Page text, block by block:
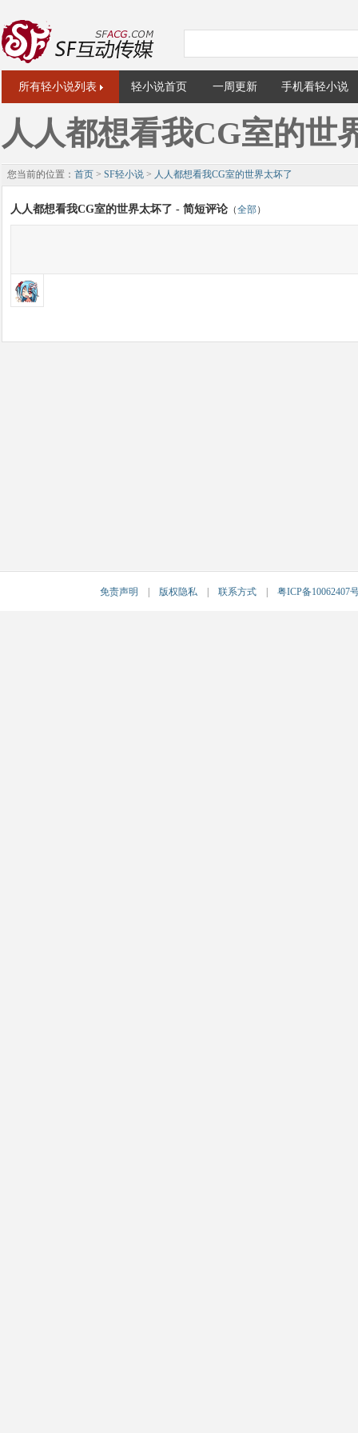
所有轻小说列表 轻小说首页 一周更新 手机看轻小说
人人都想看我CG室的世
您当前的位置： 首页 > SF轻小说 > 人人都想看我CG室的世界太坏了
人人都想看我CG室的世界太坏了 - 简短评论 （全部）
免责声明 版权隐私 联系方式 粤ICP备10062407